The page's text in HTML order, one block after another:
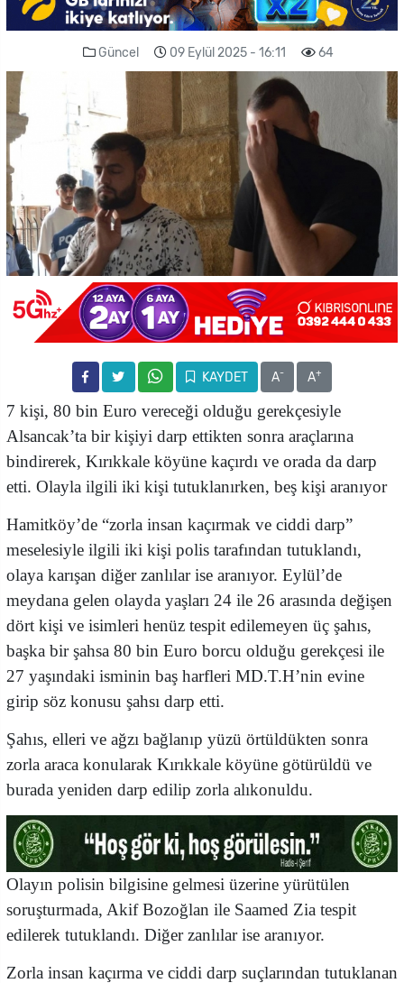
Güncel 09 Eylül 2025 - 16:11 64
KAYDET A- A+
7 kişi, 80 bin Euro vereceği olduğu gerekçesiyle
Alsancak’ta bir kişiyi darp ettikten sonra araçlarına
bindirerek, Kırıkkale köyüne kaçırdı ve orada da darp
etti. Olayla ilgili iki kişi tutuklanırken, beş kişi aranıyor
Hamitköy’de “zorla insan kaçırmak ve ciddi darp”
meselesiyle ilgili iki kişi polis tarafından tutuklandı,
olaya karışan diğer zanlılar ise aranıyor. Eylül’de
meydana gelen olayda yaşları 24 ile 26 arasında değişen
dört kişi ve isimleri henüz tespit edilemeyen üç şahıs,
başka bir şahsa 80 bin Euro borcu olduğu gerekçesi ile
27 yaşındaki isminin baş harfleri MD.T.H’nin evine
girip söz konusu şahsı darp etti.
Şahıs, elleri ve ağzı bağlanıp yüzü örtüldükten sonra
zorla araca konularak Kırıkkale köyüne götürüldü ve
burada yeniden darp edilip zorla alıkonuldu.
Olayın polisin bilgisine gelmesi üzerine yürütülen
soruşturmada, Akif Bozoğlan ile Saamed Zia tespit
edilerek tutuklandı. Diğer zanlılar ise aranıyor.
Zorla insan kaçırma ve ciddi darp suçlarından tutuklanan